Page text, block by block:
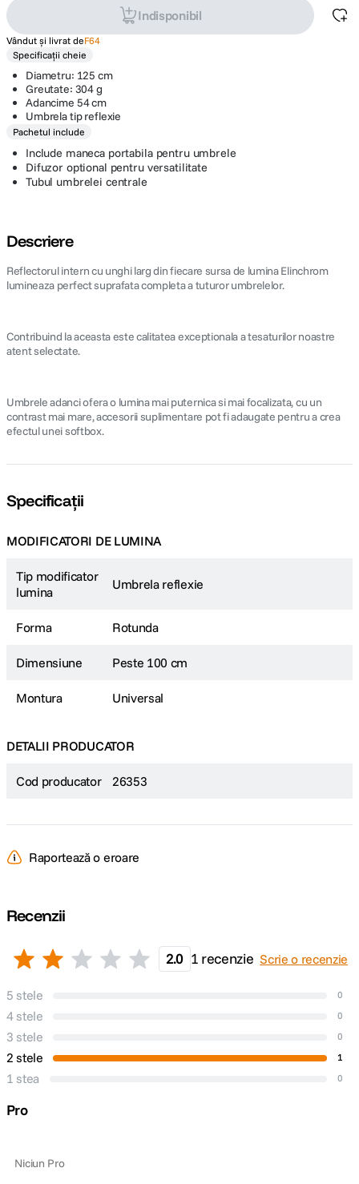
Indisponibil
Vândut și livrat deF64
Specificații cheie
Diametru: 125 cm
Greutate: 304 g
Adancime 54 cm
Umbrela tip reflexie
Pachetul include
Include maneca portabila pentru umbrele
Difuzor optional pentru versatilitate
Tubul umbrelei centrale
Descriere
Reflectorul intern cu unghi larg din fiecare sursa de lumina Elinchrom
lumineaza perfect suprafata completa a tuturor umbrelelor.
Contribuind la aceasta este calitatea exceptionala a tesaturilor noastre
atent selectate.
Umbrele adanci ofera o lumina mai puternica si mai focalizata, cu un
contrast mai mare, accesorii suplimentare pot fi adaugate pentru a crea
efectul unei softbox.
Specificații
MODIFICATORI DE LUMINA
Tip modificator
lumina
Umbrela reflexie
Forma Rotunda
Dimensiune Peste 100 cm
Montura Universal
DETALII PRODUCATOR
Cod producator 26353
Raportează o eroare
Recenzii
2.0 1 recenzie Scrie o recenzie
5 stele 0
4 stele 0
3 stele 0
2 stele 1
1 stea 0
Pro
Niciun Pro